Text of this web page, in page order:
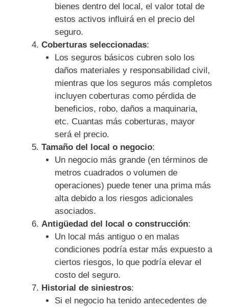
bienes dentro del local, el valor total de
estos activos influirá en el precio del
seguro.
Coberturas seleccionadas:
Los seguros básicos cubren solo los
daños materiales y responsabilidad civil,
mientras que los seguros más completos
incluyen coberturas como pérdida de
beneficios, robo, daños a maquinaria,
etc. Cuantas más coberturas, mayor
será el precio.
Tamaño del local o negocio:
Un negocio más grande (en términos de
metros cuadrados o volumen de
operaciones) puede tener una prima más
alta debido a los riesgos adicionales
asociados.
Antigüedad del local o construcción:
Un local más antiguo o en malas
condiciones podría estar más expuesto a
ciertos riesgos, lo que podría elevar el
costo del seguro.
Historial de siniestros:
Si el negocio ha tenido antecedentes de